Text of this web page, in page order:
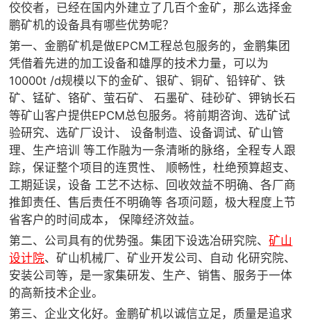
佼佼者，已经在国内外建立了几百个金矿，那么选择金
鹏矿机的设备具有哪些优势呢？
第一、金鹏矿机是做EPCM工程总包服务的，金鹏集团
凭借着先进的加工设备和雄厚的技术力量，可以为
10000t /d规模以下的金矿、银矿、铜矿、铅锌矿、铁
矿、锰矿、铬矿、萤石矿、 石墨矿、硅砂矿、钾钠长石
等矿山客户提供EPCM总包服务。将前期咨询、选矿试
验研究、选矿厂设计、 设备制造、设备调试、矿山管
理、生产培训 等工作融为一条清晰的脉络，全程专人跟
踪，保证整个项目的连贯性、 顺畅性，杜绝预算超支、
工期延误，设备 工艺不达标、回收效益不明确、各厂商
推卸责任、售后责任不明确等 各项问题，极大程度上节
省客户的时间成本， 保障经济效益。
第二、公司具有的优势强。集团下设选冶研究院、矿山
设计院、矿山机械厂、矿业开发公司、自动 化研究院、
安装公司等，是一家集研发、生产、销售、服务于一体
的高新技术企业。
第三、企业文化好。金鹏矿机以诚信立足，质量是追求